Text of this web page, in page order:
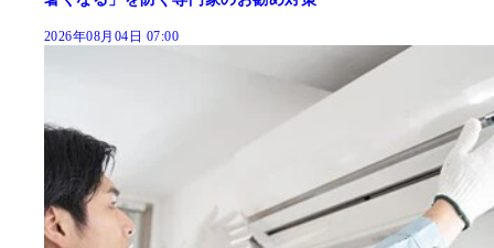
2026年08月04日 07:00